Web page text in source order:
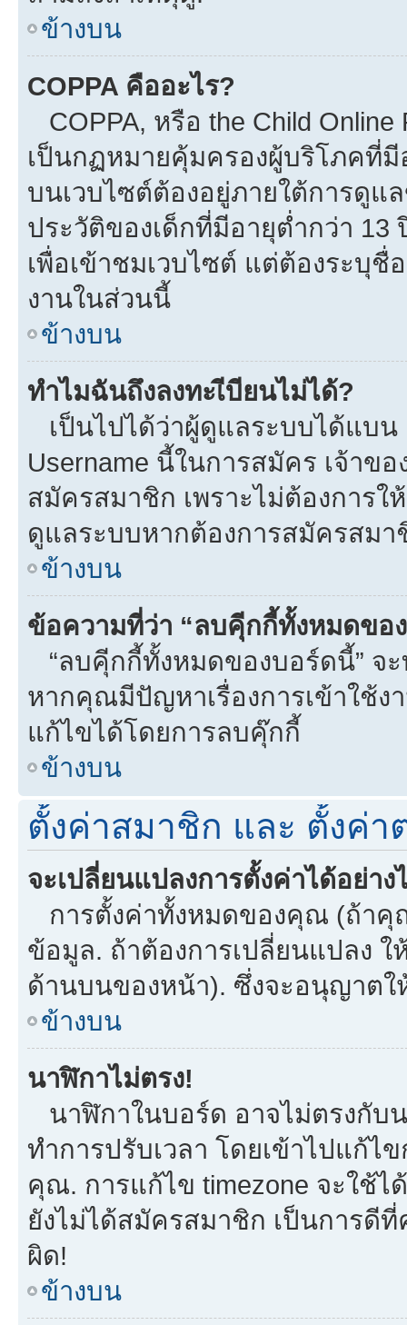
ข้างบน
COPPA คืออะไร?
COPPA, หรือ the Child Online
เป็นกฏหมายคุ้มครองผู้บริโภคที่มี
บนเวบไซต์ต้องอยู่ภายใต้การดูแ
ประวัติของเด็กที่มีอายุต่ำกว่า
เพื่อเข้าชมเวบไซต์ แต่ต้องระบุชื่
งานในส่วนนี้
ข้างบน
ทำไมฉันถึงลงทะเีบียนไม่ได้?
เป็นไปได้ว่าผู้ดูแลระบบได้แบน
Username นี้ในการสมัคร เจ้าข
สมัครสมาชิก เพราะไม่ต้องการ
ดูแลระบบหากต้องการสมัครสมา
ข้างบน
ข้อความที่ว่า “ลบคุีกกี้ทั้งหมดขอ
“ลบคุีกกี้ทั้งหมดของบอร์ดนี้” จ
หากคุณมีปัญหาเรื่องการเข้าใช้ง
แก้ไขได้โดยการลบคุ๊กกี้
ข้างบน
ตั้งค่าสมาชิก และ ตั้งค่า
จะเปลี่ยนแปลงการตั้งค่าได้อย่าง
การตั้งค่าทั้งหมดของคุณ (ถ้าคุ
ข้อมูล. ถ้าต้องการเปลี่ยนแปลง
ด้านบนของหน้า). ซึ่งจะอนุญาต
ข้างบน
นาฬิกาไม่ตรง!
นาฬิกาในบอร์ด อาจไม่ตรงกั
ทำการปรับเวลา โดยเข้าไปแก้ไ
คุณ. การแก้ไข timezone จะใช้
ยังไม่ได้สมัครสมาชิก เป็นการ
ผิด!
ข้างบน